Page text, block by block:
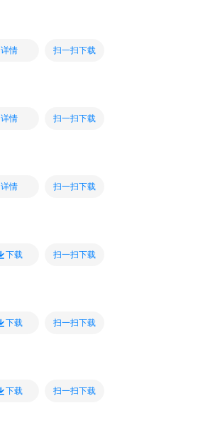
详情 扫一扫下载
详情 扫一扫下载
详情 扫一扫下载
下载 扫一扫下载
下载 扫一扫下载
下载 扫一扫下载